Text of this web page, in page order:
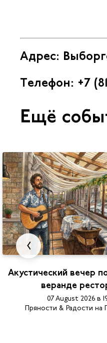
Адрес:
Телефон: +7
Ещё
Акустический вечер
веранде
07 August 2026 в
Пряности & Радости на